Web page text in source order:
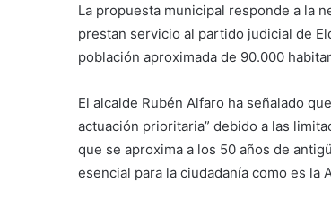
La propuesta municipal responde a la
prestan servicio al partido judicial de
población aproximada de 90.000
El alcalde Rubén Alfaro ha señalado
actuación prioritaria” debido a las
que se aproxima a los 50 años de
esencial para la ciudadanía como es la